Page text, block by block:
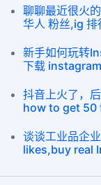
聊聊最近很火
华人 粉丝,ig
新手如何玩转
下载
抖音上火了，
how to get 50
谈谈工业品企
likes,buy real